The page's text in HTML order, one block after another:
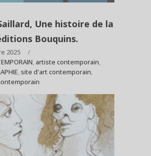
Une histoire de la
Bouquins.
2025
, artiste contemporain,
,site d'art contemporain,